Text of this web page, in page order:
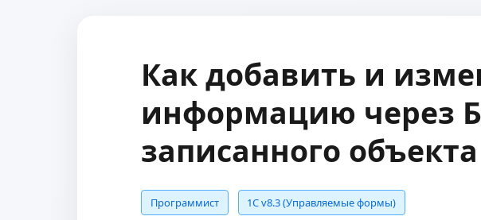
Как добавить и
информацию через
записанного
Программист 1С v8.3 (Управляемые формы)